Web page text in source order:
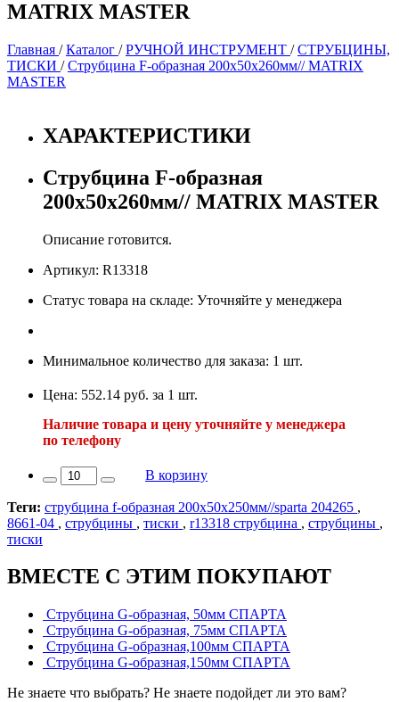
MATRIX MASTER
Главная /Каталог /РУЧНОЙ ИНСТРУМЕНТ /СТРУБЦИНЫ,
ТИСКИ /Струбцина F-образная 200х50х260мм// MATRIX
MASTER
ХАРАКТЕРИСТИКИ
Струбцина F-образная
200х50х260мм// MATRIX MASTER
Описание готовится.
Артикул: R13318
Статус товара на складе: Уточняйте у менеджера
Минимальное количество для заказа: 1 шт.
Цена: 552.14 руб. за 1 шт.
Наличие товара и цену уточняйте у менеджера
по телефону
В корзину
Теги: струбцина f-образная 200х50х250мм//sparta 204265 ,
8661-04 , струбцины , тиски , r13318 струбцина , струбцины ,
тиски
ВМЕСТЕ С ЭТИМ ПОКУПАЮТ
Струбцина G-образная, 50мм СПАРТА
Струбцина G-образная, 75мм СПАРТА
Струбцина G-образная,100мм СПАРТА
Струбцина G-образная,150мм СПАРТА
Не знаете что выбрать? Не знаете подойдет ли это вам?